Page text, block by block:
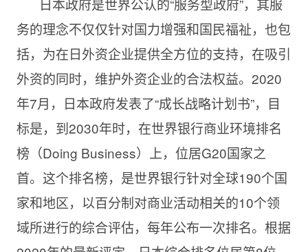
务的理念不仅仅针对国力增强和国民福祉，也包
括，为在日外资企业提供全方位的支持，在吸引
外资的同时，维护外资企业的合法权益。2020
年7月，日本政府发表了“成长战略计划书”，目
标是，到2030年时，在世界银行商业环境排名
榜（Doing Business）上，位居G20国家之
首。这个排名榜，是世界银行针对全球190个国
家和地区，以百分制对商业活动相关的10个领
域所进行的综合评估，每年公布一次排名。根据